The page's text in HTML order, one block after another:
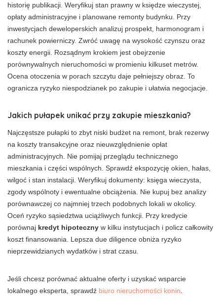
historię publikacji. Weryfikuj stan prawny w księdze wieczystej,
opłaty administracyjne i planowane remonty budynku. Przy
inwestycjach deweloperskich analizuj prospekt, harmonogram i
rachunek powierniczy. Zwróć uwagę na wysokość czynszu oraz
koszty energii. Rozsądnym krokiem jest obejrzenie
porównywalnych nieruchomości w promieniu kilkuset metrów.
Ocena otoczenia w porach szczytu daje pełniejszy obraz. To
ogranicza ryzyko niespodzianek po zakupie i ułatwia negocjacje.
Jakich pułapek unikać przy zakupie mieszkania?
Najczęstsze pułapki to zbyt niski budżet na remont, brak rezerwy
na koszty transakcyjne oraz nieuwzględnienie opłat
administracyjnych. Nie pomijaj przeglądu technicznego
mieszkania i części wspólnych. Sprawdź ekspozycję okien, hałas,
wilgoć i stan instalacji. Weryfikuj dokumenty: księga wieczysta,
zgody wspólnoty i ewentualne obciążenia. Nie kupuj bez analizy
porównawczej co najmniej trzech podobnych lokali w okolicy.
Oceń ryzyko sąsiedztwa uciążliwych funkcji. Przy kredycie
porównaj kredyt hipoteczny w kilku instytucjach i policz całkowity
koszt finansowania. Lepsza due diligence obniża ryzyko
nieprzewidzianych wydatków i strat czasu.
Jeśli chcesz porównać aktualne oferty i uzyskać wsparcie
lokalnego eksperta, sprawdź biuro nieruchomości konin